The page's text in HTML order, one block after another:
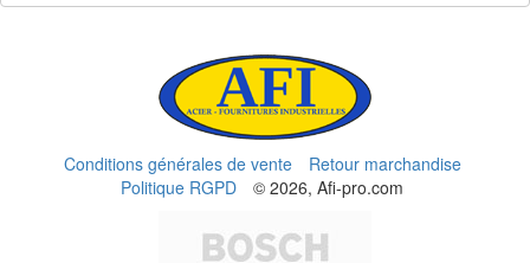
Conditions générales de vente
Retour marchandise
Politique RGPD
© 2026, Afi-pro.com